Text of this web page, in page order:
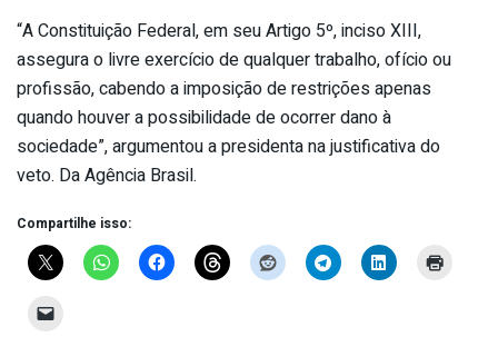
“A Constituição Federal, em seu Artigo 5º, inciso XIII,
assegura o livre exercício de qualquer trabalho, ofício ou
profissão, cabendo a imposição de restrições apenas
quando houver a possibilidade de ocorrer dano à
sociedade”, argumentou a presidenta na justificativa do
veto. Da Agência Brasil.
Compartilhe isso: